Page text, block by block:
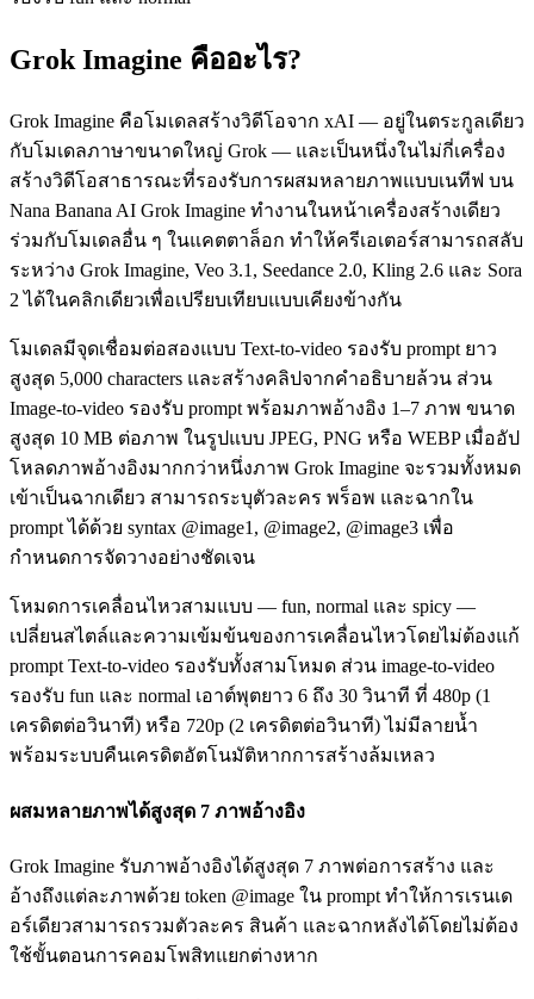
Grok Imagine คืออะไร?
Grok Imagine คือโมเดลสร้างวิดีโอจาก xAI — อยู่ในตระกูลเดียว
กับโมเดลภาษาขนาดใหญ่ Grok — และเป็นหนึ่งในไม่กี่เครื่อง
สร้างวิดีโอสาธารณะที่รองรับการผสมหลายภาพแบบเนทีฟ บน
Nana Banana AI Grok Imagine ทำงานในหน้าเครื่องสร้างเดียว
ร่วมกับโมเดลอื่น ๆ ในแคตตาล็อก ทำให้ครีเอเตอร์สามารถสลับ
ระหว่าง Grok Imagine, Veo 3.1, Seedance 2.0, Kling 2.6 และ Sora
2 ได้ในคลิกเดียวเพื่อเปรียบเทียบแบบเคียงข้างกัน
โมเดลมีจุดเชื่อมต่อสองแบบ Text-to-video รองรับ prompt ยาว
สูงสุด 5,000 characters และสร้างคลิปจากคำอธิบายล้วน ส่วน
Image-to-video รองรับ prompt พร้อมภาพอ้างอิง 1–7 ภาพ ขนาด
สูงสุด 10 MB ต่อภาพ ในรูปแบบ JPEG, PNG หรือ WEBP เมื่ออัป
โหลดภาพอ้างอิงมากกว่าหนึ่งภาพ Grok Imagine จะรวมทั้งหมด
เข้าเป็นฉากเดียว สามารถระบุตัวละคร พร็อพ และฉากใน
prompt ได้ด้วย syntax @image1, @image2, @image3 เพื่อ
กำหนดการจัดวางอย่างชัดเจน
โหมดการเคลื่อนไหวสามแบบ — fun, normal และ spicy —
เปลี่ยนสไตล์และความเข้มข้นของการเคลื่อนไหวโดยไม่ต้องแก้
prompt Text-to-video รองรับทั้งสามโหมด ส่วน image-to-video
รองรับ fun และ normal เอาต์พุตยาว 6 ถึง 30 วินาที ที่ 480p (1
เครดิตต่อวินาที) หรือ 720p (2 เครดิตต่อวินาที) ไม่มีลายน้ำ
พร้อมระบบคืนเครดิตอัตโนมัติหากการสร้างล้มเหลว
ผสมหลายภาพได้สูงสุด 7 ภาพอ้างอิง
Grok Imagine รับภาพอ้างอิงได้สูงสุด 7 ภาพต่อการสร้าง และ
อ้างถึงแต่ละภาพด้วย token @image ใน prompt ทำให้การเรนเด
อร์เดียวสามารถรวมตัวละคร สินค้า และฉากหลังได้โดยไม่ต้อง
ใช้ขั้นตอนการคอมโพสิทแยกต่างหาก